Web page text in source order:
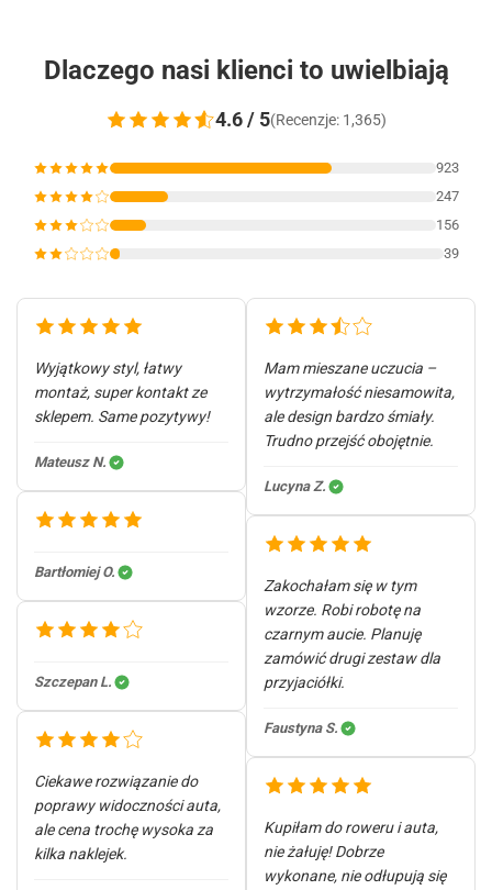
Dlaczego nasi klienci to uwielbiają
4.6 / 5(Recenzje: 1,365)
923
247
156
39
Wyjątkowy styl, łatwy
montaż, super kontakt ze
sklepem. Same pozytywy!
Mateusz N.
Bartłomiej O.
Szczepan L.
Ciekawe rozwiązanie do
poprawy widoczności auta,
ale cena trochę wysoka za
kilka naklejek.
Mam mieszane uczucia –
wytrzymałość niesamowita,
ale design bardzo śmiały.
Trudno przejść obojętnie.
Lucyna Z.
Zakochałam się w tym
wzorze. Robi robotę na
czarnym aucie. Planuję
zamówić drugi zestaw dla
przyjaciółki.
Faustyna S.
Kupiłam do roweru i auta,
nie żałuję! Dobrze
wykonane, nie odłupują się